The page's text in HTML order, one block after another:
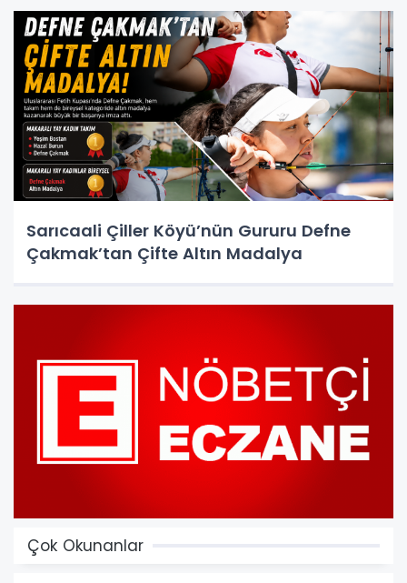
Sarıcaali Çiller Köyü’nün Gururu Defne
Çakmak’tan Çifte Altın Madalya
Çok Okunanlar